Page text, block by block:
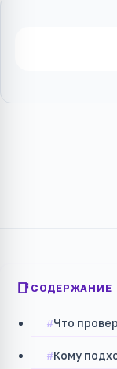
СОДЕРЖАНИЕ
Что
Кому